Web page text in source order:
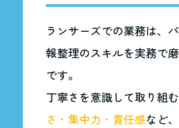
ランサーズでの業務は、
報整理のスキルを実務で
です。
丁寧さを意識して取り組む
さ・集中力・責任感など